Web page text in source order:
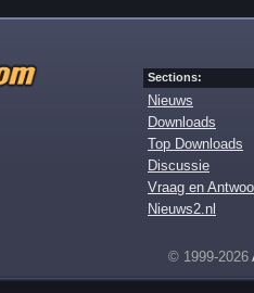
Sections:
Nieuws
Downloads
Top Downloads
Discussie
Vraag en
Nieuws2.nl
© 1999-2026